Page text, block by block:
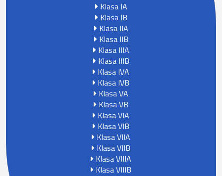
Klasa IA
Klasa IB
Klasa IIA
Klasa IIB
Klasa IIIA
Klasa IIIB
Klasa IVA
Klasa IVB
Klasa VA
Klasa VB
Klasa VIA
Klasa VIB
Klasa VIIA
Klasa VIIB
Klasa VIIIA
Klasa VIIIB